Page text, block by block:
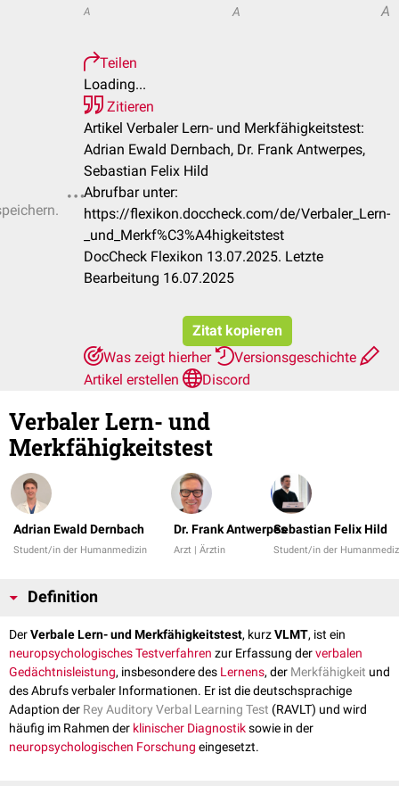
A A A
Teilen
Loading...
Zitieren
Artikel Verbaler Lern- und Merkfähigkeitstest:
Adrian Ewald Dernbach, Dr. Frank Antwerpes,
Sebastian Felix Hild
Abrufbar unter:
https://flexikon.doccheck.com/de/Verbaler_Lern-
_und_Merkf%C3%A4higkeitstest
DocCheck Flexikon 13.07.2025. Letzte
Bearbeitung 16.07.2025
Zitat kopieren
Was zeigt hierher
Versionsgeschichte
Artikel erstellen
Discord
Verbaler Lern- und
Merkfähigkeitstest
Adrian Ewald Dernbach
Student/in der Humanmedizin
Dr. Frank Antwerpes
Arzt | Ärztin
Sebastian Felix Hild
Student/in der
Definition
DerVerbale Lern- und Merkfähigkeitstest, kurzVLMT, ist ein
neuropsychologisches Testverfahren zur Erfassung derverbalen
Gedächtnisleistung, insbesondere des Lernens, der Merkfähigkeit und
des Abrufs verbaler Informationen. Er ist die deutschsprachige
Adaption der Rey Auditory Verbal Learning Test (RAVLT) und wird
häufig im Rahmen der klinischer Diagnostiksowie in der
neuropsychologischen Forschung eingesetzt.